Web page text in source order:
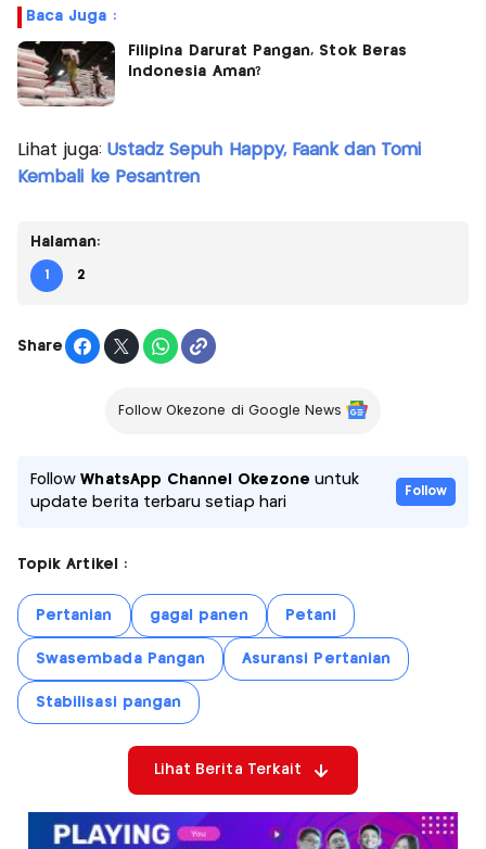
Baca Juga :
Filipina Darurat Pangan, Stok Beras
Indonesia Aman?
Lihat juga: Ustadz Sepuh Happy, Faank dan Tomi
Kembali ke Pesantren
Halaman:
1 2
Share
Follow Okezone di Google News
FollowWhatsApp Channel Okezone untuk
update berita terbaru setiap hari
Follow
Topik Artikel :
Pertanian gagal panen Petani
Swasembada Pangan Asuransi Pertanian
Stabilisasi pangan
Lihat Berita Terkait